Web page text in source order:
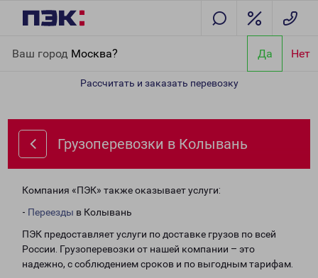
Ваш город Москва? Да Нет
Рассчитать и заказать перевозку
Грузоперевозки в Колывань
Компания «ПЭК» также оказывает услуги:
- Переезды в Колывань
ПЭК предоставляет услуги по доставке грузов по всей
России. Грузоперевозки от нашей компании – это
надежно, с соблюдением сроков и по выгодным тарифам.